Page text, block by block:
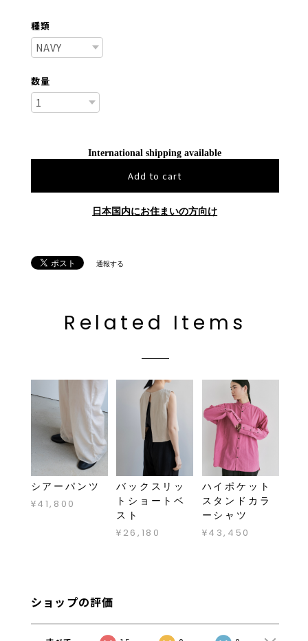
種類
数量
International shipping available
Add to cart
日本国内にお住まいの方向け
通報する
Related Items
シアーパンツ
¥41,800
バックスリッ
トショートベ
スト
¥26,180
ハイポケット
スタンドカラ
ーシャツ
¥43,450
ショップの評価